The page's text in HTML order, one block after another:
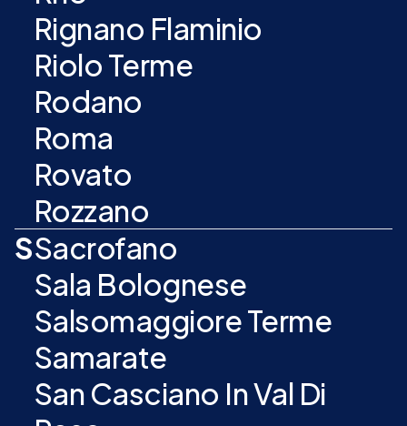
Rignano Flaminio
Riolo Terme
Rodano
Roma
Rovato
Rozzano
SSacrofano
Sala Bolognese
Salsomaggiore Terme
Samarate
San Casciano In Val Di